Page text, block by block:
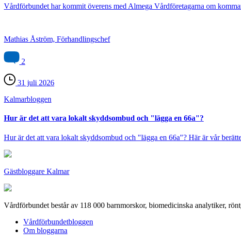
Vårdförbundet har kommit överens med Almega Vårdföretagarna om
Mathias Åström, Förhandlingschef
2
31 juli 2026
Kalmar­bloggen
Hur är det att vara lokalt skyddsombud och "lägga en 66a"?
Hur är det att vara lokalt skyddsombud och "lägga en 66a"? Här är vår
Gästbloggare Kalmar
Vårdförbundet består av 118 000 barnmorskor, biomedicinska analytiker,
Vårdförbundetbloggen
Om bloggarna